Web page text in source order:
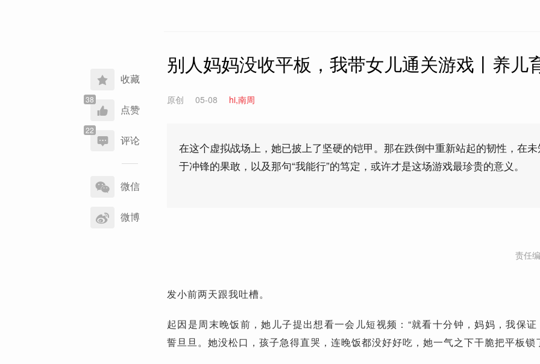
收藏
点赞
评论
享
到
微信
微博
别人妈妈没收平板，我带女儿通关游戏丨养儿
原创 05-08 hi,南周
在这个虚拟战场上，她已披上了坚硬的铠甲。那在跌倒中重新站起的韧性，在
于冲锋的果敢，以及那句“我能行”的笃定，或许才是这场游戏最珍贵的意义。
责任
发小前两天跟我吐槽。
起因是周末晚饭前，她儿子提出想看一会儿短视频：“就看十分钟，妈妈，我保证
誓旦旦。她没松口，孩子急得直哭，连晚饭都没好好吃，她一气之下干脆把平板锁